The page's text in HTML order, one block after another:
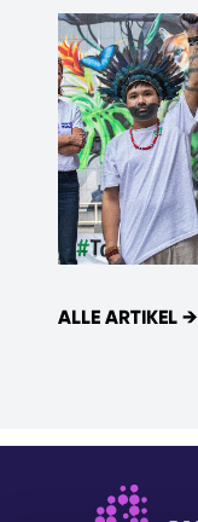
ALLE ARTIKEL →